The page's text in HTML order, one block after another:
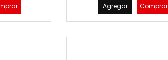
Agregar Comprar